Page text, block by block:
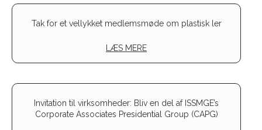
Tak for et vellykket medlemsmøde om plastisk ler
LÆS MERE
Invitation til virksomheder: Bliv en del af ISSMGE’s
Corporate Associates Presidential Group (CAPG)